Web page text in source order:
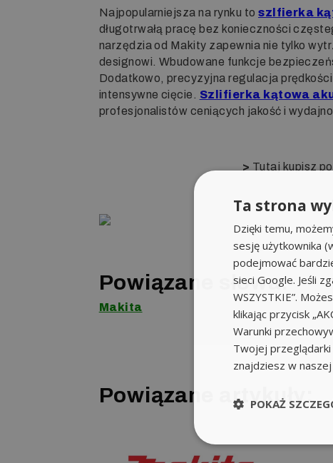
Najpopularniejsza na rynku toszlfierka
długotrwałą pracę bez konieczności
narzędzia od Makity zapewnia nie tylko
designowi. Wbudowane funkcje
Dodatkowo, precyzyjna regulacja
intensywne cięcie. Szlifierka kątowa
profesjonalistów ceniących jakość i
> Tutaj kupisz
Powiązane słowa:
Makita
Powiązane artykuły:
Ta strona
Dzięki temu,
sesję użytkownika
podejmować
sieci Google. Jeśli
WSZYSTKIE”.
klikając przycisk
Warunki
Twojej przeglądarki
znajdziesz w naszej
POKAŻ